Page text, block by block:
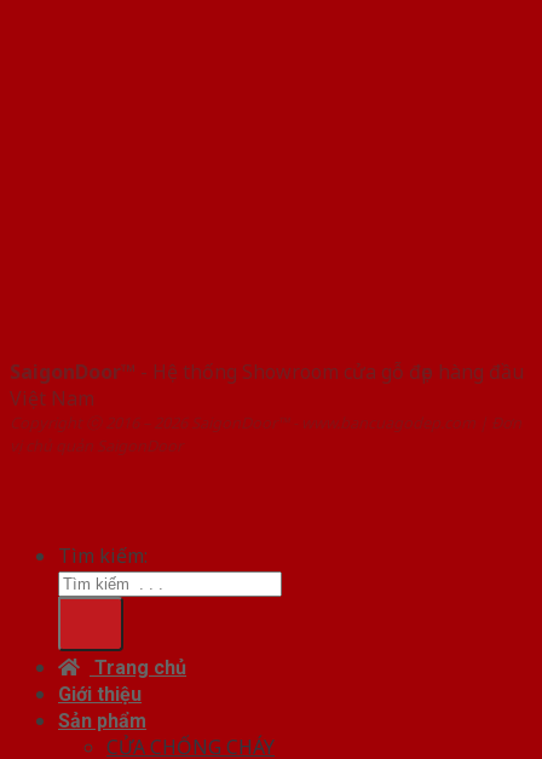
SaigonDoor™ - Hệ thống Showroom cửa gỗ đẹp hàng đầu
Việt Nam
Copyright ⓒ 2016 – 2026 SaigonDoor™ - www.bancuagodep.com | Đơn
vị chủ quản SaigonDoor
Tìm kiếm:
Trang chủ
Giới thiệu
Sản phẩm
CỬA CHỐNG CHÁY